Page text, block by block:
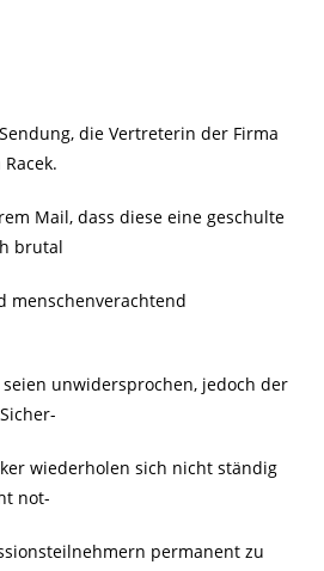
die Vertreterin der Firma
Mail, dass diese eine geschulte
brutal
menschenverachtend
unwidersprochen, jedoch der
wiederholen sich nicht ständig
not-
permanent zu